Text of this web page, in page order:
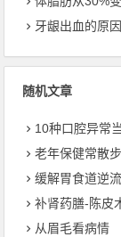
牙龈出血的原
随机文章
10种口腔异常
老年保健常散
缓解胃食道逆
补肾药膳-陈皮
从眉毛看病情